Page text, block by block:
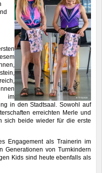
im
in den Stadtsaal. Sowohl auf
erreichten Merle und
sich beide wieder für die erste
Engagement als Trainerin im
Generationen von Turnkindern
Kids sind heute ebenfalls als